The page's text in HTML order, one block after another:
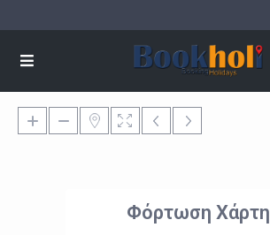
Φόρτωση Χάρτη